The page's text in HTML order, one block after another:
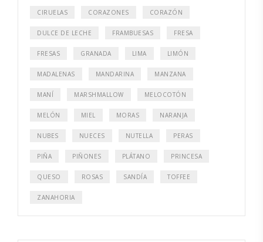
CIRUELAS CORAZONES CORAZÓN
DULCE DE LECHE FRAMBUESAS FRESA
FRESAS GRANADA LIMA LIMÓN
MADALENAS MANDARINA MANZANA
MANÍ MARSHMALLOW MELOCOTÓN
MELÓN MIEL MORAS NARANJA
NUBES NUECES NUTELLA PERAS
PIÑA PIÑONES PLÁTANO PRINCESA
QUESO ROSAS SANDÍA TOFFEE
ZANAHORIA